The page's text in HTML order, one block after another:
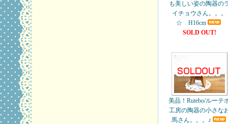
も美しい姿の陶器の
イチョウさん。。。
☆ H16cm
SOLD OUT!
美品！Rutebo/ルーテ
工房の陶器の小さな
馬さん。。。♪